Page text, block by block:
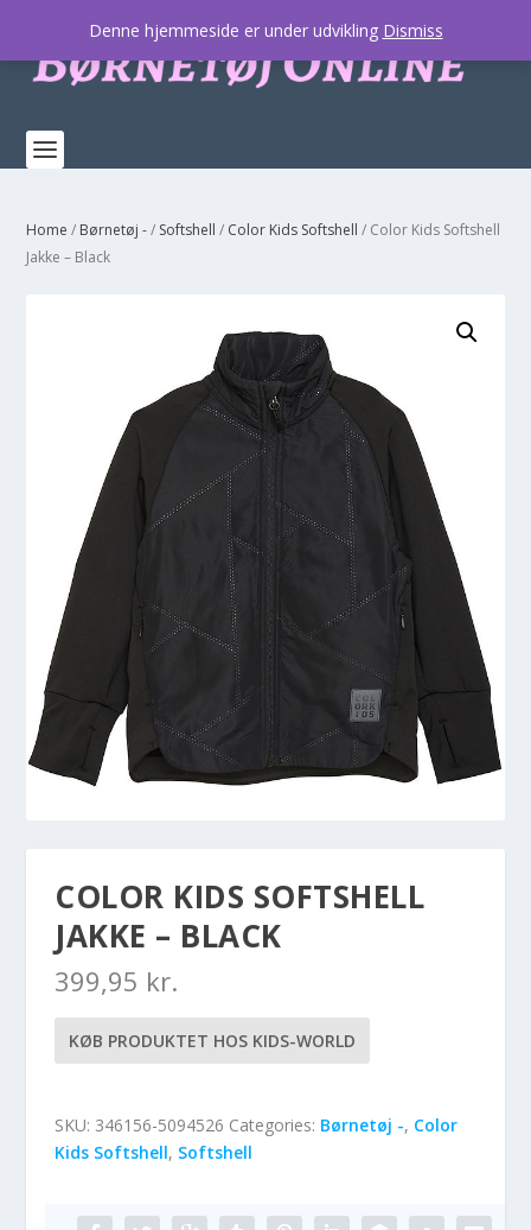
Home / Børnetøj -/ Softshell / Color Kids Softshell / Color Kids Softshell
Jakke – Black
COLOR KIDS SOFTSHELL
JAKKE – BLACK
399,95 kr.
KØB PRODUKTET HOS KIDS-WORLD
SKU: 346156-5094526 Categories: Børnetøj -, Color
Kids Softshell, Softshell
Denne hjemmeside er under udvikling Dismiss